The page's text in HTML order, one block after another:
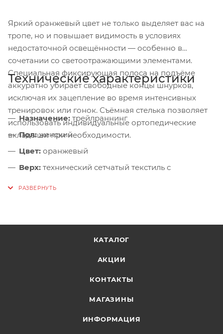
Яркий оранжевый цвет не только выделяет вас на
тропе, но и повышает видимость в условиях
недостаточной освещённости — особенно в
сочетании со светоотражающими элементами.
Специальная фиксирующая полоса на подъёме
аккуратно убирает свободные концы шнурков,
исключая их зацепление во время интенсивных
тренировок или гонок. Съёмная стелька позволяет
использовать индивидуальные ортопедические
вкладыши при необходимости.
Технические характеристики
Назначение: трейлраннинг
Пол:женский
Цвет: оранжевый
Верх: технический сетчатый текстиль с
Подошва:ATOM GRIP, 4.5 мм, хлоропреновый
фиксатор шнурков, усиленный язычок,
КАТАЛОГ
АКЦИИ
КОНТАКТЫ
МАГАЗИНЫ
ИНФОРМАЦИЯ